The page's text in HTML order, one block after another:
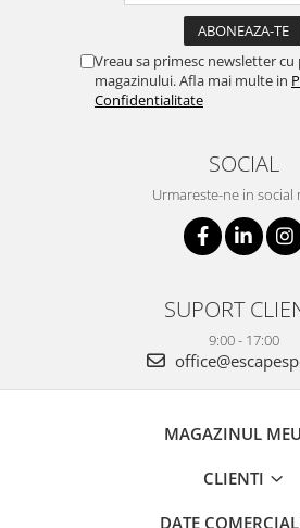
Vreau sa primesc newsletter
magazinului. Afla mai multe in
Confidentialitate
SOCIAL
Urmareste-ne in social
SUPORT
9:00 - 17:00
MAGAZINUL MEU
CLIENTI
DATE